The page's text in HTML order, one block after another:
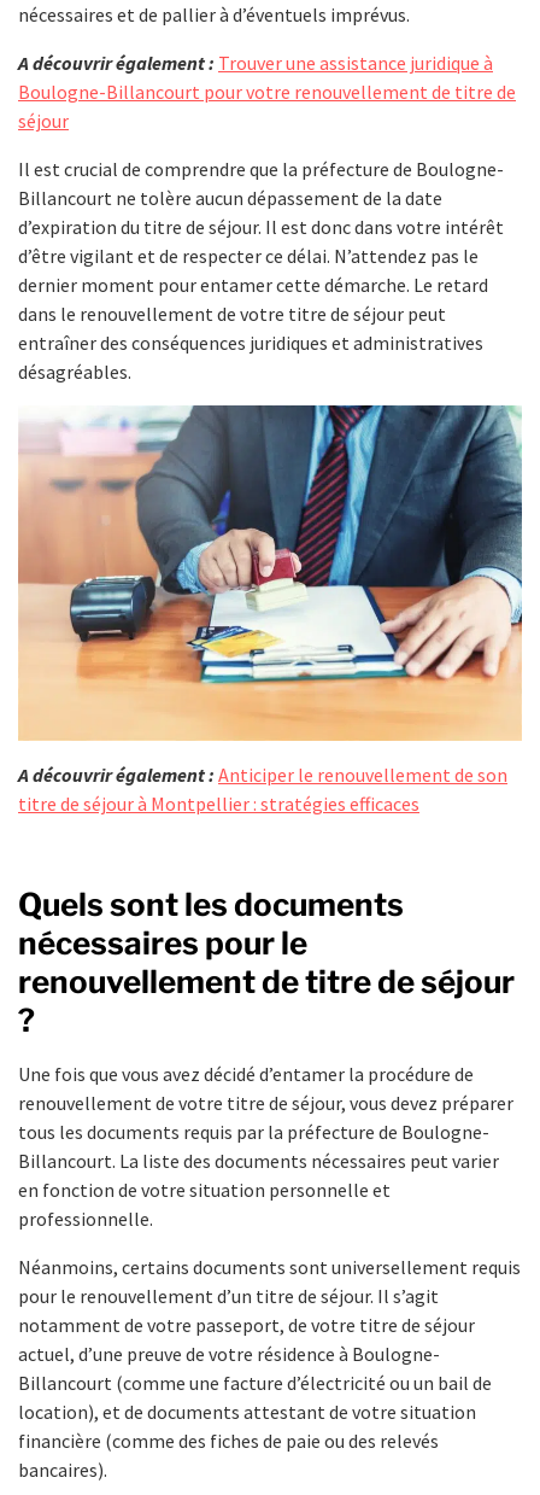
nécessaires et de pallier à d’éventuels imprévus.
A découvrir également : Trouver une assistance juridique à
Boulogne-Billancourt pour votre renouvellement de titre de
séjour
Il est crucial de comprendre que la préfecture de Boulogne-
Billancourt ne tolère aucun dépassement de la date
d’expiration du titre de séjour. Il est donc dans votre intérêt
d’être vigilant et de respecter ce délai. N’attendez pas le
dernier moment pour entamer cette démarche. Le retard
dans le renouvellement de votre titre de séjour peut
entraîner des conséquences juridiques et administratives
désagréables.
A découvrir également : Anticiper le renouvellement de son
titre de séjour à Montpellier : stratégies efficaces
Quels sont les documents
nécessaires pour le
renouvellement de titre de séjour
?
Une fois que vous avez décidé d’entamer la procédure de
renouvellement de votre titre de séjour, vous devez préparer
tous les documents requis par la préfecture de Boulogne-
Billancourt. La liste des documents nécessaires peut varier
en fonction de votre situation personnelle et
professionnelle.
Néanmoins, certains documents sont universellement requis
pour le renouvellement d’un titre de séjour. Il s’agit
notamment de votre passeport, de votre titre de séjour
actuel, d’une preuve de votre résidence à Boulogne-
Billancourt (comme une facture d’électricité ou un bail de
location), et de documents attestant de votre situation
financière (comme des fiches de paie ou des relevés
bancaires).